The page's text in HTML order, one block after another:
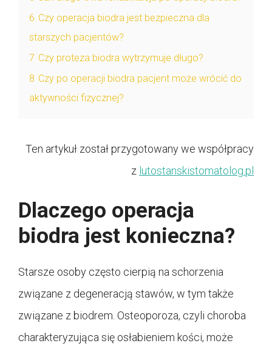
6 Czy operacja biodra jest bezpieczna dla
starszych pacjentów?
7 Czy proteza biodra wytrzymuje długo?
8 Czy po operacji biodra pacjent może wrócić do
aktywności fizycznej?
Ten artykuł został przygotowany we współpracy
z lutostanskistomatolog.pl
Dlaczego operacja
biodra jest konieczna?
Starsze osoby często cierpią na schorzenia
związane z degeneracją stawów, w tym także
związane z biodrem. Osteoporoza, czyli choroba
charakteryzująca się osłabieniem kości, może